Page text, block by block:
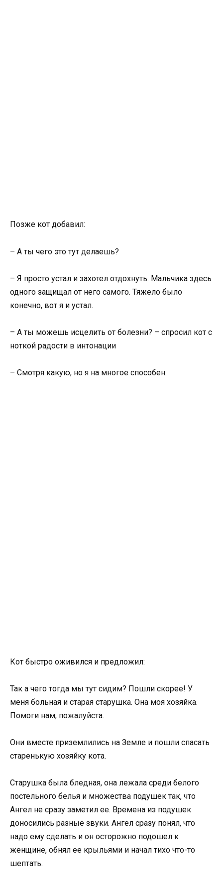
Позже кот добавил:
– А ты чего это тут делаешь?
– Я просто устал и захотел отдохнуть. Мальчика здесь
одного защищал от него самого. Тяжело было
конечно, вот я и устал.
– А ты можешь исцелить от болезни? – спросил кот с
ноткой радости в интонации
– Смотря какую, но я на многое способен.
Кот быстро оживился и предложил:
Так а чего тогда мы тут сидим? Пошли скорее! У
меня больная и старая старушка. Она моя хозяйка.
Помоги нам, пожалуйста.
Они вместе приземлились на Земле и пошли спасать
старенькую хозяйку кота.
Старушка была бледная, она лежала среди белого
постельного белья и множества подушек так, что
Ангел не сразу заметил ее. Времена из подушек
доносились разные звуки. Ангел сразу понял, что
надо ему сделать и он осторожно подошел к
женщине, обнял ее крыльями и начал тихо что-то
шептать.